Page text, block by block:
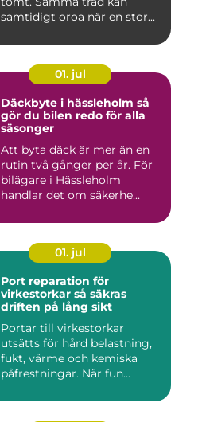
samtidigt oroa när en stor...
01. jul
Däckbyte i hässleholm så
gör du bilen redo för alla
säsonger
Att byta däck är mer än en
rutin två gånger per år. För
bilägare i Hässleholm
handlar det om säkerhe...
01. jul
Port reparation för
virkestorkar så säkras
driften på lång sikt
Portar till virkestorkar
utsätts för hård belastning,
fukt, värme och kemiska
påfrestningar. När fun...